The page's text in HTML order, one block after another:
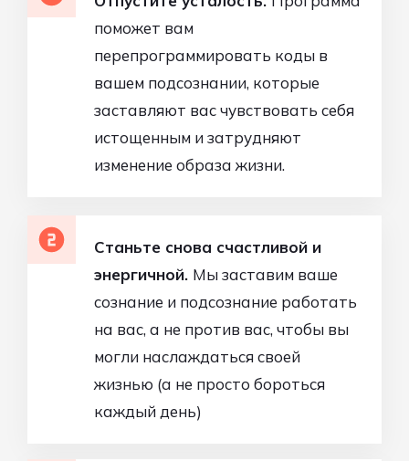
поможет вам
перепрограммировать коды в
вашем подсознании, которые
заставляют вас чувствовать себя
истощенным и затрудняют
изменение образа жизни.
Станьте снова счастливой и
энергичной. Мы заставим ваше
сознание и подсознание работать
на вас, а не против вас, чтобы вы
могли наслаждаться своей
жизнью (а не просто бороться
каждый день)